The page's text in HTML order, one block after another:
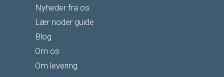
Nyheder fra os
Lær noder guide
Blog
Om os
Om levering